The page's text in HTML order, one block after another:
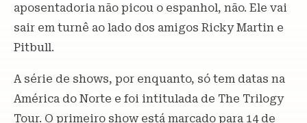
aposentadoria não picou o espanhol, não. Ele vai
sair em turnê ao lado dos amigos Ricky Martin e
Pitbull.
A série de shows, por enquanto, só tem datas na
América do Norte e foi intitulada de The Trilogy
Tour. O primeiro show está marcado para 14 de